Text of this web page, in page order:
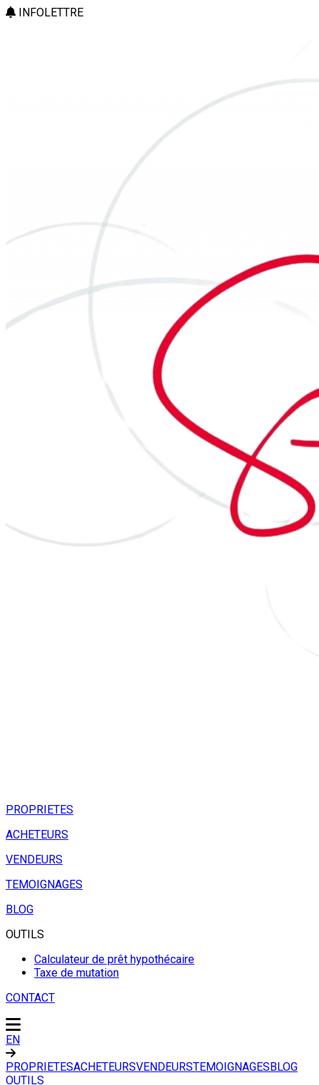
INFOLETTRE
PROPRIETES
ACHETEURS
VENDEURS
TEMOIGNAGES
BLOG
OUTILS
Calculateur de prêt hypothécaire
Taxe de mutation
CONTACT
EN
PROPRIETESACHETEURSVENDEURSTEMOIGNAGESBLOG
OUTILS